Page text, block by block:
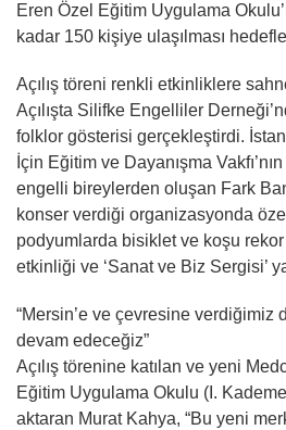
Eren Özel Eğitim Uygulama
kadar 150 kişiye ulaşılması
Açılış töreni renkli etkinliklere
Açılışta Silifke Engelliler
folklor gösterisi gerçekleştirdi.
İçin Eğitim ve Dayanışma
engelli bireylerden oluşan Fark
konser verdiği organizasyonda
podyumlarda bisiklet ve koşu
etkinliği ve ‘Sanat ve Biz Sergisi’
“Mersin’e ve çevresine verdiğimiz
devam edeceğiz”
Açılış törenine katılan ve yeni
Eğitim Uygulama Okulu (I.
aktaran Murat Kahya, “Bu yeni